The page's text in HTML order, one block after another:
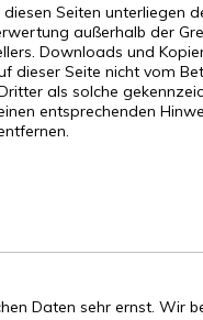
Seiten unterliegen
außerhalb der
Downloads und
dieser Seite nicht vom
als solche
entsprechenden
Daten sehr ernst. Wir